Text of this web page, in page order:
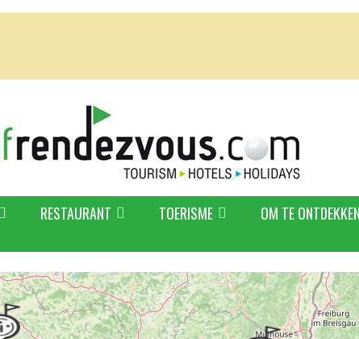
RESTAURANT TOERISME OM TE ONTDEKKEN